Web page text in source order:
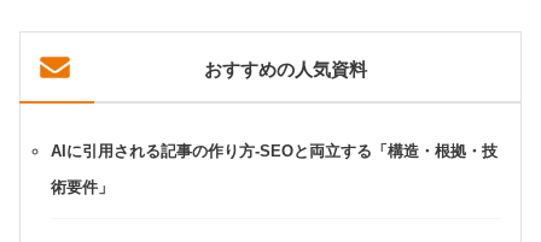
おすすめの人気資料
AIに引用される記事の作り方-SEOと両立する「構造・根拠・技
術要件」